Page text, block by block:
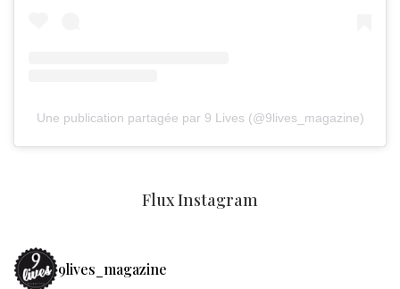
Une publication partagée par 9 Lives (@9lives_magazine)
Flux Instagram
9lives_magazine